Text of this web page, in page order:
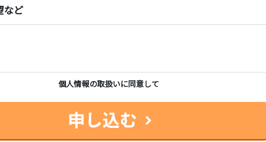
など
個人情報の取扱いに同意して